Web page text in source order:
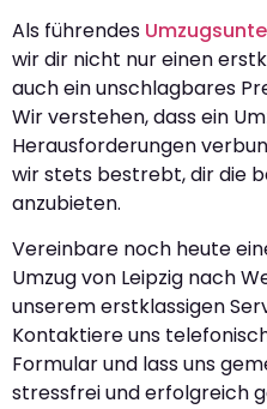
Als führendes
wir dir nicht nur einen
auch ein unschlagbares
Wir verstehen, dass ein
Herausforderungen
wir stets bestrebt, dir die
anzubieten.
Vereinbare noch heute
Umzug von Leipzig nach
unserem erstklassigen
Kontaktiere uns
Formular und lass uns
stressfrei und erfolgreich